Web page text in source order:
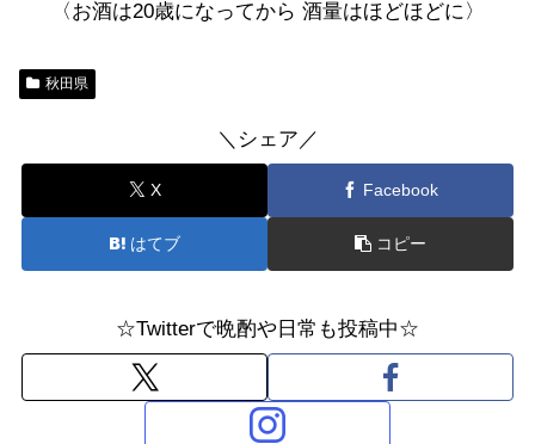
〈お酒は20歳になってから 酒量はほどほどに〉
秋田県
＼シェア／
X Facebook
はてブ コピー
☆Twitterで晩酌や日常も投稿中☆